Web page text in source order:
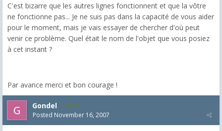
C'est bizarre que les autres lignes fonctionnent et que la vôtre
ne fonctionne pas... Je ne suis pas dans la capacité de vous aider
pour le moment, mais je vais essayer de chercher d'où peut
venir ce problème. Quel était le nom de l'objet que vous posiez
à cet instant ?
Par avance merci et bon courage !
Gondel 56
Posted November 16, 2007